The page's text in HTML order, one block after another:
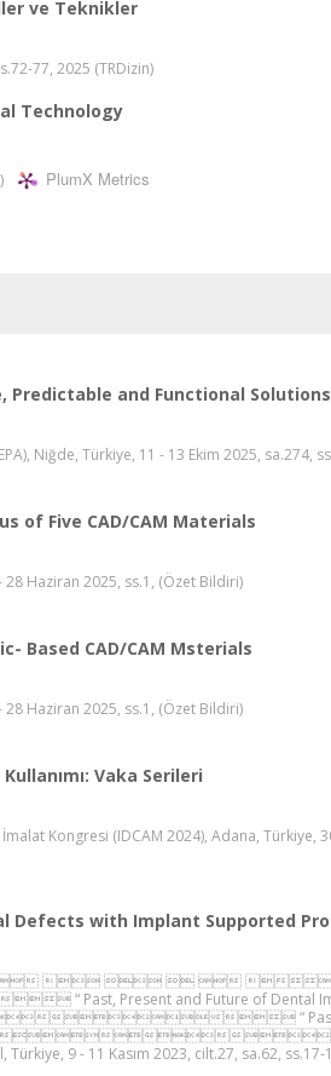
ve Teknikler
77, 2025 (TRDizin)
Technology
PlumX Metrics
and Functional
Niğde, Türkiye, 11 - 13 Ekim 2025, sa.274,
of Five CAD/CAM Materials
28 Haziran 2025, ss.1, (Özet Bildiri)
Based CAD/CAM Msterials
28 Haziran 2025, ss.1, (Özet Bildiri)
Vaka Serileri
Kongresi (IDCAM 2024), Adana, Türkiye,
with Implant Supported
      
and Future of Dental
 “ Past,

9 - 11 Kasım 2023, cilt.27, sa.62,